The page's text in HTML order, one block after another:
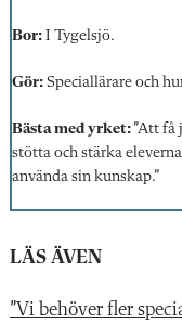
Bor: I Tygelsjö.
Gör: Speciallärare och
Bästa med yrket:”Att få
stötta och stärka
använda sin kunskap.”
LÄS ÄVEN
”Vi behöver fler